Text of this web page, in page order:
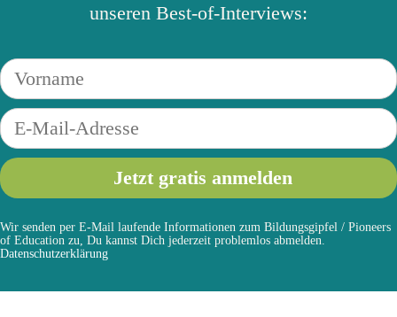
unseren Best-of-Interviews:
Wir senden per E-Mail laufende Informationen zum Bildungsgipfel / Pioneers
of Education zu, Du kannst Dich jederzeit problemlos abmelden.
Datenschutzerklärung